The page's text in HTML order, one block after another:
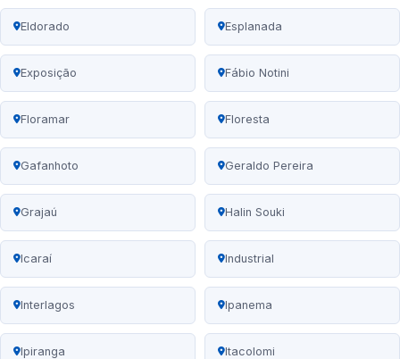
Eldorado Esplanada
Exposição Fábio Notini
Floramar Floresta
Gafanhoto Geraldo Pereira
Grajaú Halin Souki
Icaraí Industrial
Interlagos Ipanema
Ipiranga Itacolomi